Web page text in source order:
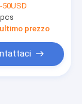
di modo
la
opaca
50USD
prezzo